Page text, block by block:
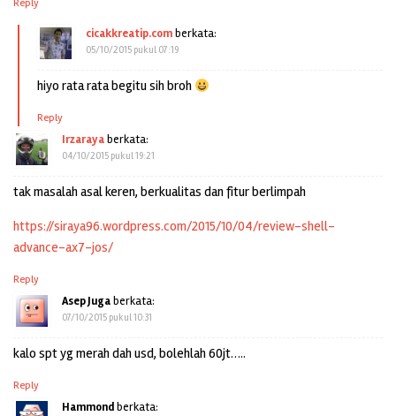
Reply
cicakkreatip.comberkata:
05/10/2015 pukul 07:19
hiyo rata rata begitu sih broh
Reply
Irzarayaberkata:
04/10/2015 pukul 19:21
tak masalah asal keren, berkualitas dan fitur berlimpah
https://siraya96.wordpress.com/2015/10/04/review-shell-
advance-ax7-jos/
Reply
Asep Jugaberkata:
07/10/2015 pukul 10:31
kalo spt yg merah dah usd, bolehlah 60jt…..
Reply
Hammond berkata: